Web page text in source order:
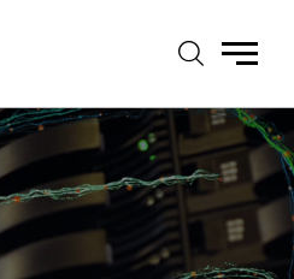
Menú